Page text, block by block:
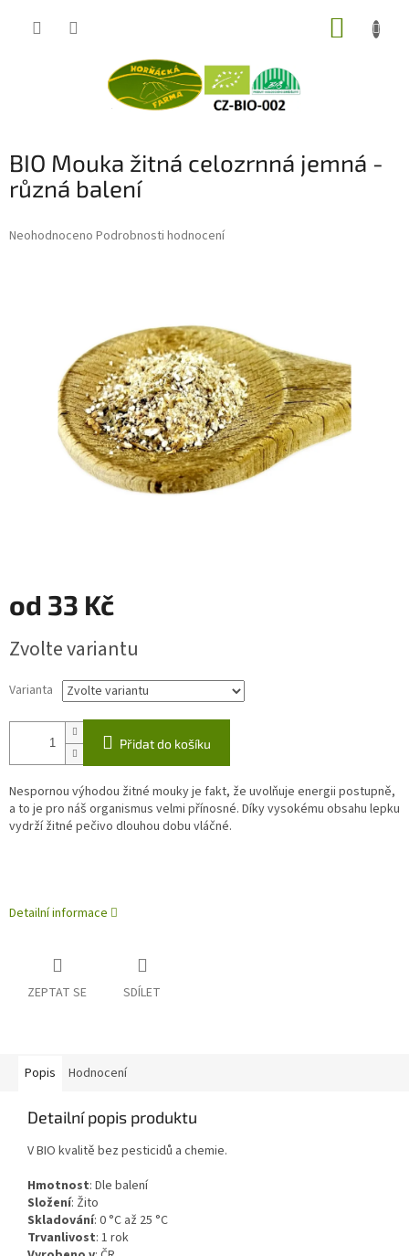
BIO Mouka žitná celozrnná jemná -
různá balení
Průměrné
Neohodnoceno Podrobnosti hodnocení
od 33 Kč
cena:
Zvolte variantu
Varianta
Přidat do košíku
Nespornou výhodou žitné mouky je fakt, že uvolňuje energii postupně,
a to je pro náš organismus velmi přínosné. Díky vysokému obsahu lepku
vydrží žitné pečivo dlouhou dobu vláčné.
Detailní informace
ZEPTAT SE SDÍLET
Popis Hodnocení
Detailní popis produktu
V BIO kvalitě bez pesticidů a chemie.
Hmotnost: Dle balení
Složení: Žito
Skladování: 0 °C až 25 °C
Trvanlivost: 1 rok